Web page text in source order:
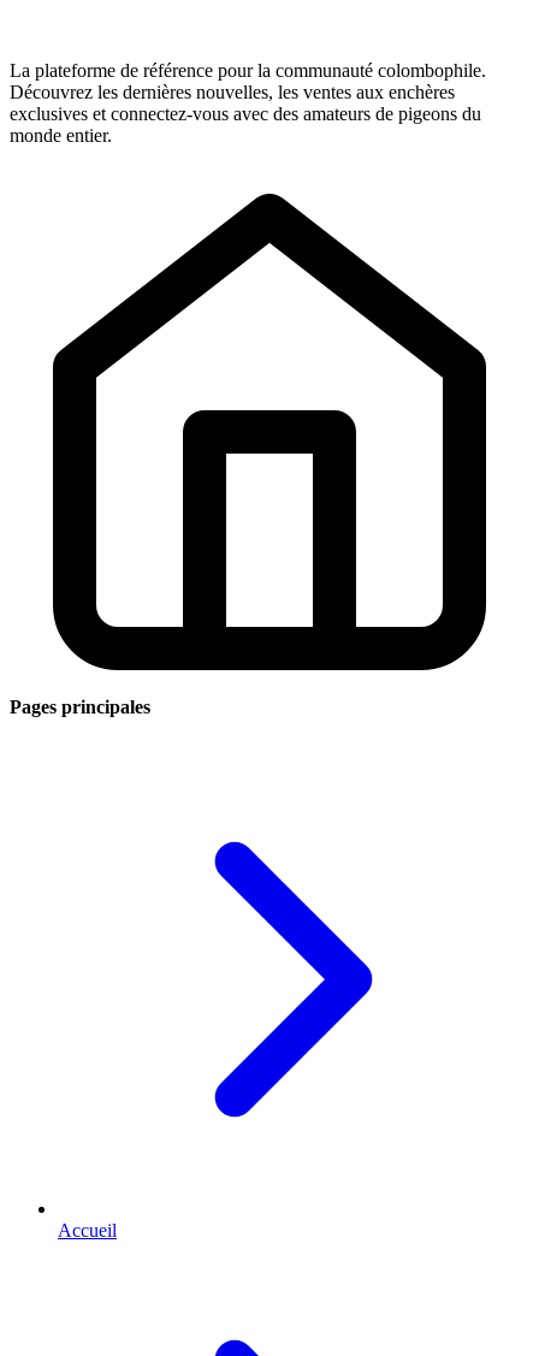
La plateforme de référence pour la communauté colombophile.
Découvrez les dernières nouvelles, les ventes aux enchères
exclusives et connectez-vous avec des amateurs de pigeons du
monde entier.
Pages principales
Accueil